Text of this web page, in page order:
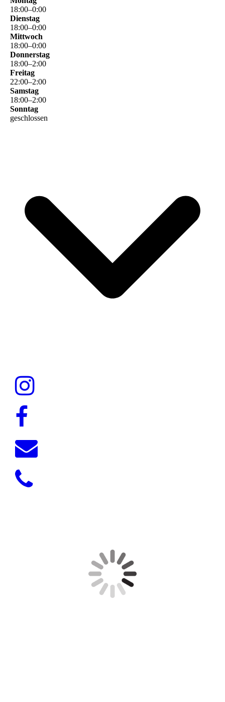
18:00–0:00
Dienstag
18:00–0:00
Mittwoch
18:00–0:00
Donnerstag
18:00–2:00
Freitag
22:00–2:00
Samstag
18:00–2:00
Sonntag
geschlossen